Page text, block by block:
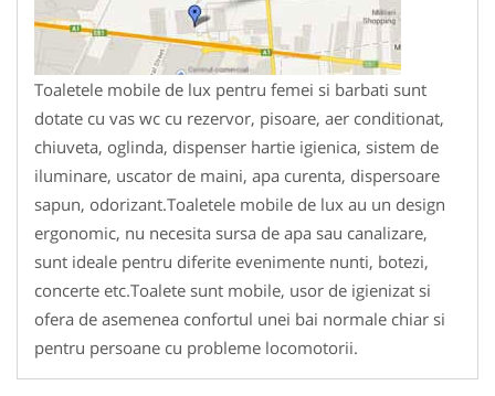
Toaletele mobile de lux pentru femei si barbati sunt
dotate cu vas wc cu rezervor, pisoare, aer conditionat,
chiuveta, oglinda, dispenser hartie igienica, sistem de
iluminare, uscator de maini, apa curenta, dispersoare
sapun, odorizant.Toaletele mobile de lux au un design
ergonomic, nu necesita sursa de apa sau canalizare,
sunt ideale pentru diferite evenimente nunti, botezi,
concerte etc.Toalete sunt mobile, usor de igienizat si
ofera de asemenea confortul unei bai normale chiar si
pentru persoane cu probleme locomotorii.